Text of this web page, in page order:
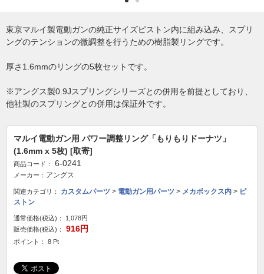
東京マルイ製電動ガンの純正サイズピストン内に組み込み、スプリ
ングのテンションの微調整を行うための樹脂製リングです。
厚さ1.6mmのリングの5枚セットです。
※アングス製0.9Jスプリングシリーズとの併用を前提としており、
他社製のスプリングとの併用は保証外です。
マルイ電動ガン用 パワー調整リング「もりもりドーナツ」
(1.6mm x 5枚) [取寄]
商品コード： 6-0241
メーカー： アングス
関連カテゴリ： カスタムパーツ > 電動ガン用パーツ > メカボックス内 > ピ
ストン
通常価格(税込)：
1,078円
販売価格(税込)：
916円
ポイント： 8 Pt